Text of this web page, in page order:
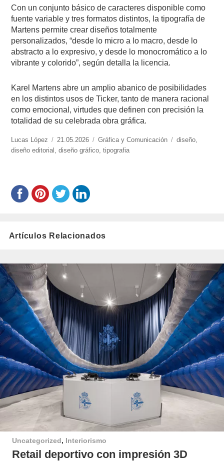
Con un conjunto básico de caracteres disponible como
fuente variable y tres formatos distintos, la tipografía de
Martens permite crear diseños totalmente
personalizados, “desde lo micro a lo macro, desde lo
abstracto a lo expresivo, y desde lo monocromático a lo
vibrante y colorido”, según detalla la licencia.
Karel Martens abre un amplio abanico de posibilidades
en los distintos usos de Ticker, tanto de manera racional
como emocional, virtudes que definen con precisión la
totalidad de su celebrada obra gráfica.
https://www.experimenta.es/author/lucas-
lopez/
Lucas López
Publicado
el
21.05.2026 Categorías
Gráfica y Comunicación Etiquetas
diseño,
diseño editorial ,diseño gráfico,tipografia
Artículos Relacionados
Uncategorized, Interiorismo
Retail deportivo con impresión 3D